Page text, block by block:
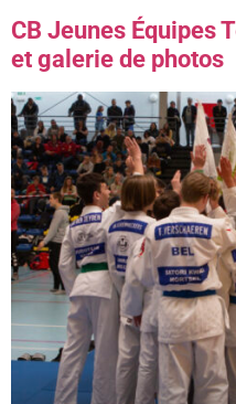
CB Jeunes Équipes
et galerie de photos